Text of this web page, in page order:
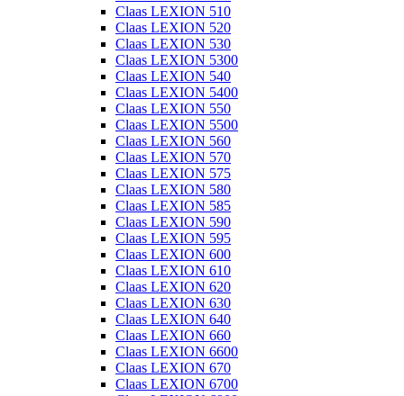
Claas LEXION 510
Claas LEXION 520
Claas LEXION 530
Claas LEXION 5300
Claas LEXION 540
Claas LEXION 5400
Claas LEXION 550
Claas LEXION 5500
Claas LEXION 560
Claas LEXION 570
Claas LEXION 575
Claas LEXION 580
Claas LEXION 585
Claas LEXION 590
Claas LEXION 595
Claas LEXION 600
Claas LEXION 610
Claas LEXION 620
Claas LEXION 630
Claas LEXION 640
Claas LEXION 660
Claas LEXION 6600
Claas LEXION 670
Claas LEXION 6700